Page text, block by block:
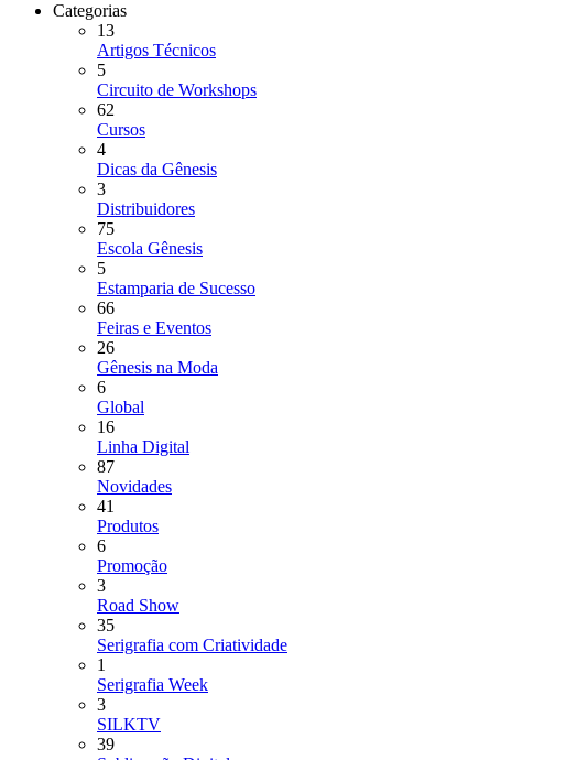
Categorias
13
Artigos Técnicos
5
Circuito de Workshops
62
Cursos
4
Dicas da Gênesis
3
Distribuidores
75
Escola Gênesis
5
Estamparia de Sucesso
66
Feiras e Eventos
26
Gênesis na Moda
6
Global
16
Linha Digital
87
Novidades
41
Produtos
6
Promoção
3
Road Show
35
Serigrafia com Criatividade
1
Serigrafia Week
3
SILKTV
39